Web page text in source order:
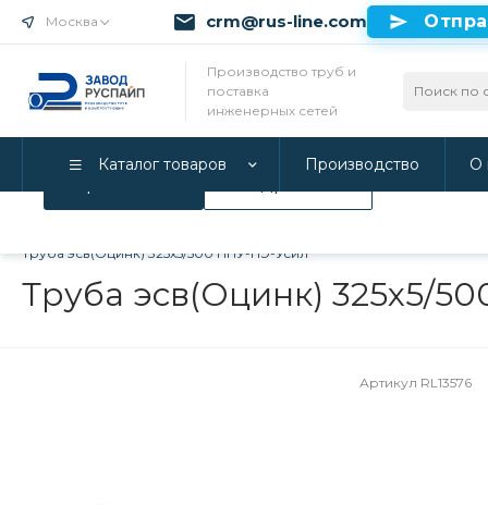
Мы используем Cookie. Если вы продолжаете
Политикой конфиденциальности
Москва crm@rus-line.com
Производство труб и
поставка
инженерных сетей
Каталог товаров Производство О
Труба эсв(Оцинк) 325х5/500 ППУ-ПЭ-Усил
Труба эсв(Оцинк) 325х5/
Артикул RL13576